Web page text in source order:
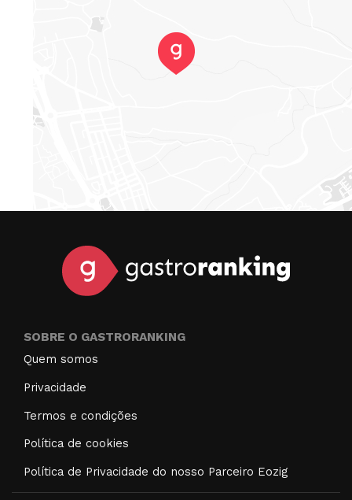
SOBRE O GASTRORANKING
Quem somos
Privacidade
Termos e condições
Política de cookies
Política de Privacidade do nosso Parceiro Eozig